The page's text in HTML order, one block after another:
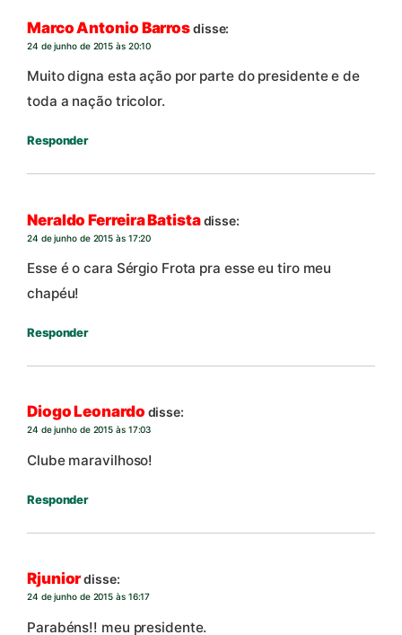
Marco Antonio Barrosdisse:
24 de junho de 2015 às 20:10
Muito digna esta ação por parte do presidente e de
toda a nação tricolor.
Responder
Neraldo Ferreira Batistadisse:
24 de junho de 2015 às 17:20
Esse é o cara Sérgio Frota pra esse eu tiro meu
chapéu!
Responder
Diogo Leonardo disse:
24 de junho de 2015 às 17:03
Clube maravilhoso!
Responder
Rjuniordisse:
24 de junho de 2015 às 16:17
Parabéns!! meu presidente.